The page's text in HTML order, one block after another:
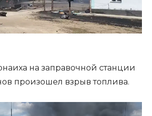
на заправочной станции
произошел взрыв топлива.